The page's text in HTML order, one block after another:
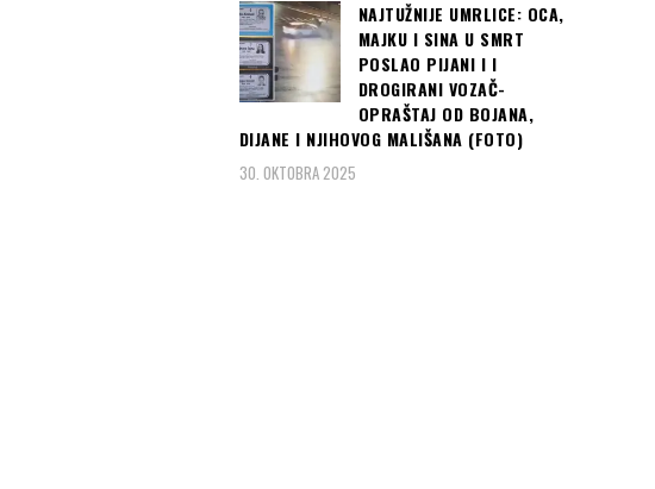
NAJTUŽNIJE UMRLICE: OCA,
MAJKU I SINA U SMRT
POSLAO PIJANI I I
DROGIRANI VOZAČ-
OPRAŠTAJ OD BOJANA,
DIJANE I NJIHOVOG MALIŠANA (FOTO)
30. OKTOBRA 2025